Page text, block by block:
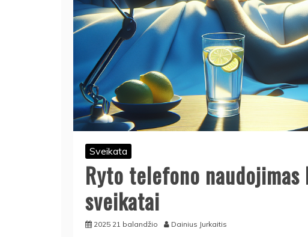
Sveikata
Ryto telefono
sveikatai
2025 21 balandžio Dainius Jurkaitis